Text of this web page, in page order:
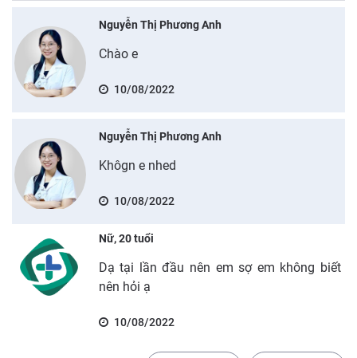
Nguyễn Thị Phương Anh
Chào e
10/08/2022
Nguyễn Thị Phương Anh
Khôgn e nhed
10/08/2022
Nữ, 20 tuổi
Dạ tại lần đầu nên em sợ em không biết
nên hỏi ạ
10/08/2022